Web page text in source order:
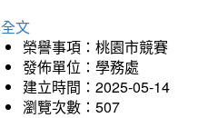
文
榮譽事項：桃園市競賽
發佈單位：學務處
建立時間：2025-05-14
瀏覽次數：507